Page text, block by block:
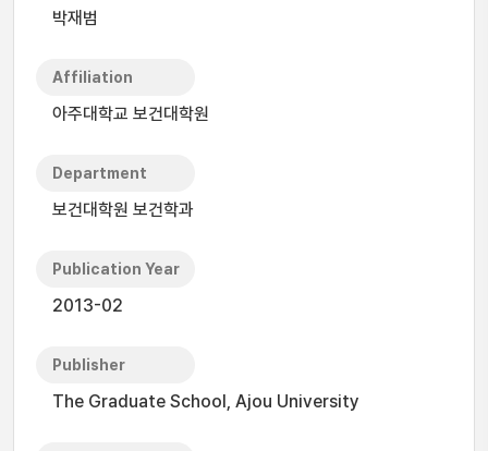
박재범
Affiliation
아주대학교 보건대학원
Department
보건대학원 보건학과
Publication Year
2013-02
Publisher
The Graduate School, Ajou University